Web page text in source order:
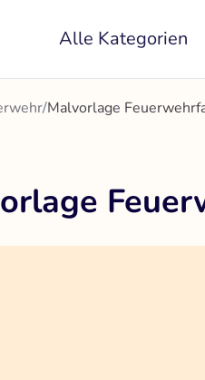
Alle Kategorien
/Malvorlage